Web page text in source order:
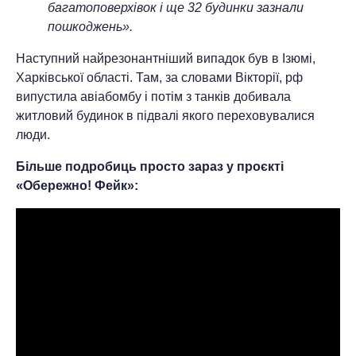
багатоповерхівок і ще 32 будинки зазнали
пошкоджень».
Наступний найрезонантніший випадок був в Ізюмі,
Харківської області. Там, за словами Вікторії, рф
випустила авіабомбу і потім з танків добивала
житловий будинок в підвалі якого переховувалися
люди.
Більше подробиць просто зараз у проєкті
«Обережно! Фейк»: